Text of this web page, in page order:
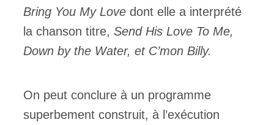
Bring You My Love dont elle a interprété
la chanson titre, Send His Love To Me,
Down by the Water, et C’mon Billy.
On peut conclure à un programme
superbement construit, à l’exécution